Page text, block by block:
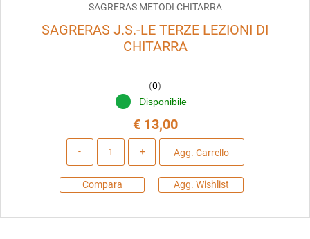
SAGRERAS METODI CHITARRA
SAGRERAS J.S.-LE TERZE LEZIONI DI
CHITARRA
(0)
Disponibile
€ 13,00
Agg. Carrello
Compara Agg. Wishlist